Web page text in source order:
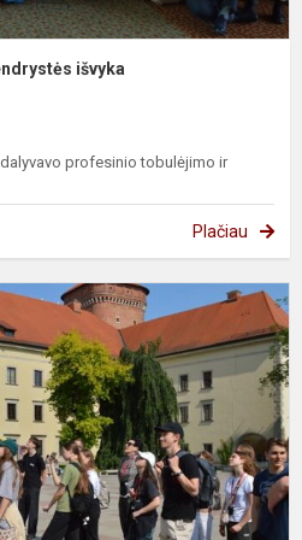
išvyka
profesinio tobulėjimo ir
Plačiau